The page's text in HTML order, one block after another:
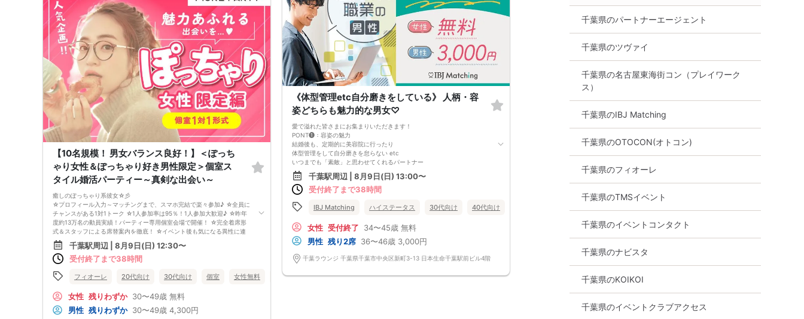
【10名規模！ 男女バランス良好！】＜ぽっち
ゃり女性＆ぽっちゃり好き男性限定＞個室ス
タイル婚活パーティー～真剣な出会い～
癒しのぽっちゃり系彼女☆彡
☆プロフィール入力～マッチングまで、スマホ完結で楽々参加♪ ☆全員に
チャンスがある1対1トーク ☆1人参加率は95％！1人参加大歓迎♪ ☆昨年
度約13万名の動員実績！パーティー専用個室会場で開催！ ☆完全着席形
式＆スタッフによる席替案内を徹底！ ☆イベント後も気になる異性に連
絡先が送れる♪（※アフターアプローチ機能） スタッフが最初から最後ま
で進行するので、フリータイムで放置されて人気の方と一度もお話できず
に気が付いたらイベント終了・・・ということは一切ありません！ 持ち
す） ・最新版Google Chromeか最新版Safariを使用可能なスマホ （こち
係上、カードスタイルに切り替えて催行する場合がございます。） ・な
るべくお釣銭がでないようご用意いただけますと幸いです。 ※集客状況に
応じてサムネイル等が変更になる場合がございます。 参加年齢と参加条
千葉駅周辺 | 8月9日(日) 12:30〜
受付終了まで38時間
フィオーレ 20代向け 30代向け 個室 女性無料 千葉県 千葉駅周辺
女性 残りわずか 30〜49歳 無料
男性 残りわずか 30〜49歳 4,300円
《体型管理etc自分磨きをしている》 人柄・容
姿どちらも魅力的な男女♡
愛で溢れた皆さまにお集まりいただきます！
PONT❶：容姿の魅力
結婚後も、定期的に美容院に行ったり
体型管理をして自分磨きを怠らない etc
いつまでも「素敵」と思わせてくれるパートナー
PONT❷：人柄の魅力
家族や友人も大事にしてくれたり
モノやお金も大切にしている etc
そんなお考えの方は必見です！
千葉駅周辺 | 8月9日(日) 13:00〜
受付終了まで38時間
IBJ Matching ハイステータス 30代向け 40代向け
女性 受付終了 34〜45歳 無料
男性 残り2席 36〜46歳 3,000円
千葉ラウンジ 千葉県千葉市中央区新町3-13 日本生命千葉駅前ビル4階
千葉県のパートナーエージェント
千葉県のツヴァイ
千葉県の名古屋東海街コン（プレイワーク
ス）
千葉県のIBJ Matching
千葉県のOTOCON(オトコン)
千葉県のフィオーレ
千葉県のTMSイベント
千葉県のイベントコンタクト
千葉県のナビスタ
千葉県のKOIKOI
千葉県のイベントクラブアクセス